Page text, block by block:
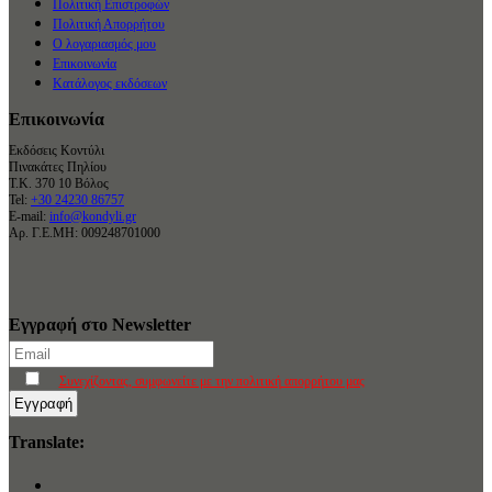
Πολιτική Επιστροφών
Πολιτική Απορρήτου
Ο λογαριασμός μου
Επικοινωνία
Κατάλογος εκδόσεων
Επικοινωνία
Εκδόσεις Κοντύλι
Πινακάτες Πηλίου
Τ.Κ. 370 10 Βόλος
Tel: +30 24230 86757
E-mail: info@kondyli.gr
Αρ. Γ.Ε.ΜΗ: 009248701000
Εγγραφή στο Newsletter
Συνεχίζοντας, συμφωνείτε με την πολιτική απορρήτου μας
Translate: